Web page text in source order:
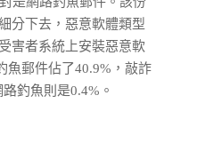
分下去，惡意軟體類型
害者系統上安裝惡意軟
魚郵件佔了40.9%，敲詐
釣魚則是0.4%。